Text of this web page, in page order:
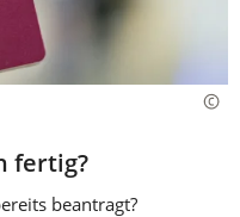
fertig?
beantragt?